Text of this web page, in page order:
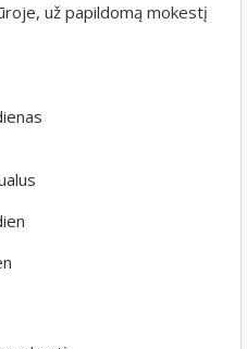
už papildomą mokestį